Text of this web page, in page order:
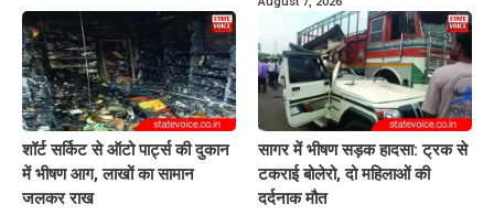
शॉर्ट सर्किट से ऑटो पार्ट्स की दुकान
में भीषण आग, लाखों का सामान
जलकर राख
सागर में भीषण सड़क हादसा: ट्रक से
टकराई बोलेरो, दो महिलाओं की
दर्दनाक मौत